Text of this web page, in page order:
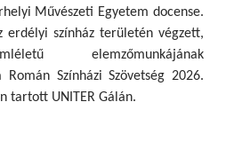
Művészeti Egyetem docense.
színház területén végzett,
elemzőmunkájának
Színházi Szövetség 2026.
tartott UNITER Gálán.